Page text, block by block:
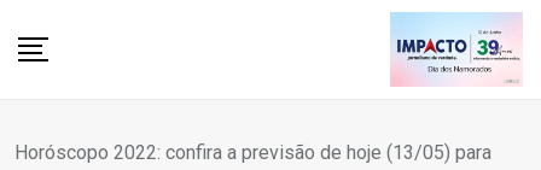
Horóscopo 2022: confira a previsão de hoje (13/05) para